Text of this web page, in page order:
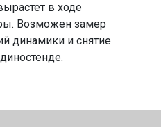
в ходе
Возможен замер
динамики и снятие